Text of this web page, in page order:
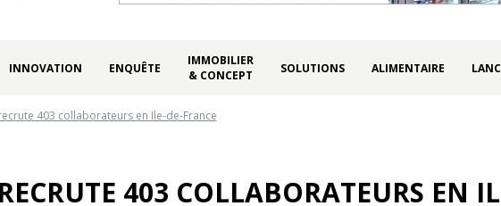
INNOVATION ENQUÊTE
IMMOBILIER
& CONCEPT
SOLUTIONS ALIMENTAIRE
403 collaborateurs en Ile-de-France
403 COLLABORATEURS EN